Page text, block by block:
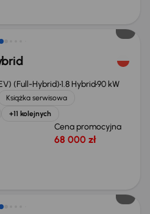
(Full-Hybrid)1.8 Hybrid90 kW
Książka serwisowa
+11 kolejnych
Cena promocyjna
68 000 zł